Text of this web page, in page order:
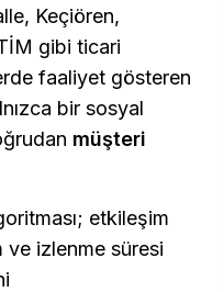
Keçiören,
gibi ticari
faaliyet gösteren
bir sosyal
müşteri
etkileşim
ve izlenme süresi